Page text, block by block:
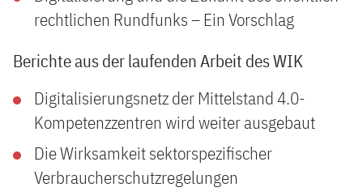
rechtlichen Rundfunks – Ein Vorschlag
Berichte aus der laufenden Arbeit des WIK
Digitalisierungsnetz der Mittelstand 4.0-
Kompetenzzentren wird weiter ausgebaut
Die Wirksamkeit sektorspezifischer
Verbraucherschutzregelungen